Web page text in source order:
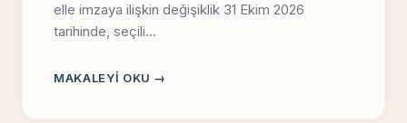
elle imzaya ilişkin değişiklik 31 Ekim 2026
tarihinde, seçili…
MAKALEYI OKU →